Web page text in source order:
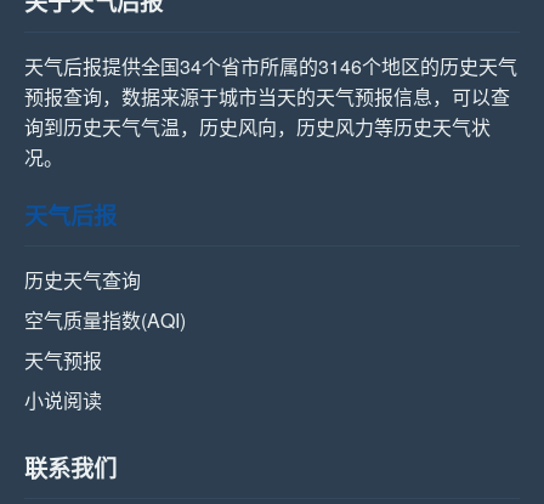
天气后报提供全国34个省市所属的3146个地区的历史天气
预报查询，数据来源于城市当天的天气预报信息，可以查
询到历史天气气温，历史风向，历史风力等历史天气状
况。
天气后报
历史天气查询
空气质量指数(AQI)
天气预报
小说阅读
联系我们